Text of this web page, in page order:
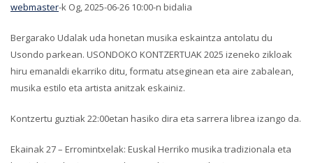
webmaster-k Og, 2025-06-26 10:00-n bidalia
Bergarako Udalak uda honetan musika eskaintza antolatu du
Usondo parkean. USONDOKO KONTZERTUAK 2025 izeneko zikloak
hiru emanaldi ekarriko ditu, formatu atseginean eta aire zabalean,
musika estilo eta artista anitzak eskainiz.
Kontzertu guztiak 22:00etan hasiko dira eta sarrera librea izango da.
Ekainak 27 – Erromintxelak: Euskal Herriko musika tradizionala eta